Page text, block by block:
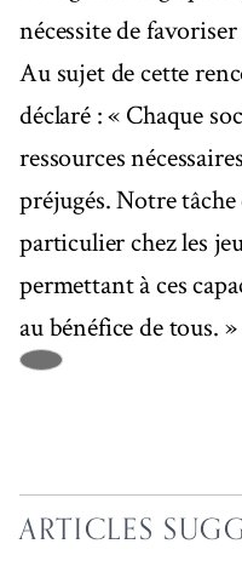
nécessite de
Au sujet de cette
déclaré : « Chaque
ressources
préjugés. Notre
particulier chez les
permettant à ces
au bénéfice de tous. »
ARTICLES